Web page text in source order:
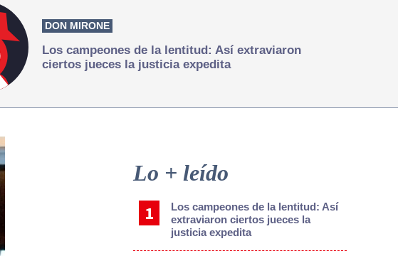
DON MIRONE
Los campeones de la lentitud: Así extraviaron
ciertos jueces la justicia expedita
Sidebar
Lo + leído
Los campeones de la lentitud: Así
extraviaron ciertos jueces la
justicia expedita